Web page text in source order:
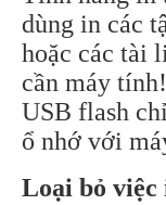
dùng in các
hoặc các tài
cần máy
USB flash
ổ nhớ với
Loại bỏ việc